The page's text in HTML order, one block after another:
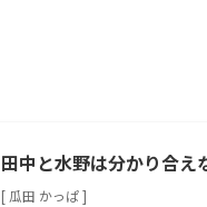
田中と水野は分かり合え
[ 瓜田 かっぱ ]